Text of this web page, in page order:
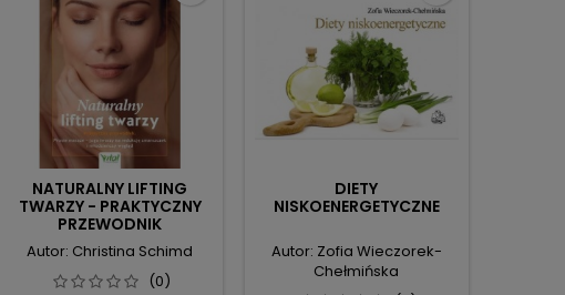
NATURALNY LIFTING
TWARZY - PRAKTYCZNY
PRZEWODNIK
Autor: Christina Schimd
(0)
DIETY
NISKOENERGETYCZNE
Autor: Zofia Wieczorek-
Chełmińska